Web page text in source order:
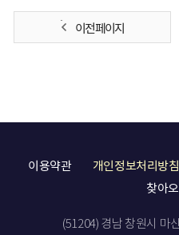
이전 페이지
이용약관 개인정보처리방침
찾아
(51204) 경남 창원시 마